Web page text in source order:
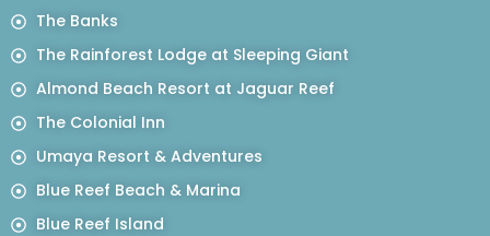
The Banks
The Rainforest Lodge at Sleeping Giant
Almond Beach Resort at Jaguar Reef
The Colonial Inn
Umaya Resort & Adventures
Blue Reef Beach & Marina
Blue Reef Island